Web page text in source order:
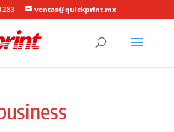
ventas@quickprint.mx